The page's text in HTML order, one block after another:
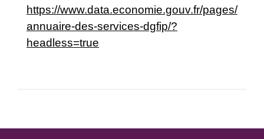
https://www.data.economie.gouv.fr/pages/
annuaire-des-services-dgfip/?
headless=true